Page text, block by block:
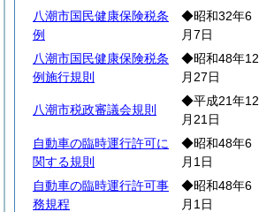
八潮市国民健康保険税条
例
◆昭和32年6
月7日
八潮市国民健康保険税条
例施行規則
◆昭和48年12
月27日
八潮市税政審議会規則
◆平成21年12
月21日
自動車の臨時運行許可に
関する規則
◆昭和48年6
月1日
自動車の臨時運行許可事
務規程
◆昭和48年6
月1日